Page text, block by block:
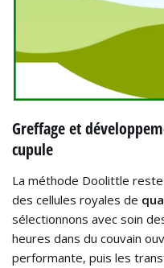
Greffage et
cupule
La méthode Doolittle
des cellules royales de
sélectionnons avec soin
heures dans du couvain
performante, puis les